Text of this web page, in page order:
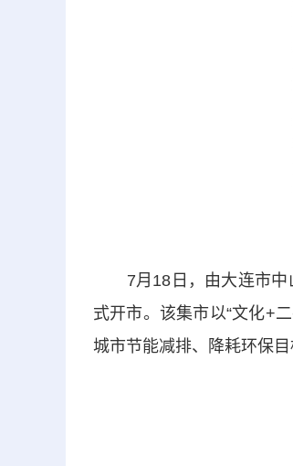
7月18日，由大连市中山
式开市。该集市以“文化+
城市节能减排、降耗环保